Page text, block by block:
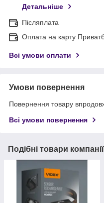
Детальніше
Післяплата
Оплата на карту
Всі умови оплати
Умови повернення
Повернення товару
Всі умови повернення
Подібні товари компанії